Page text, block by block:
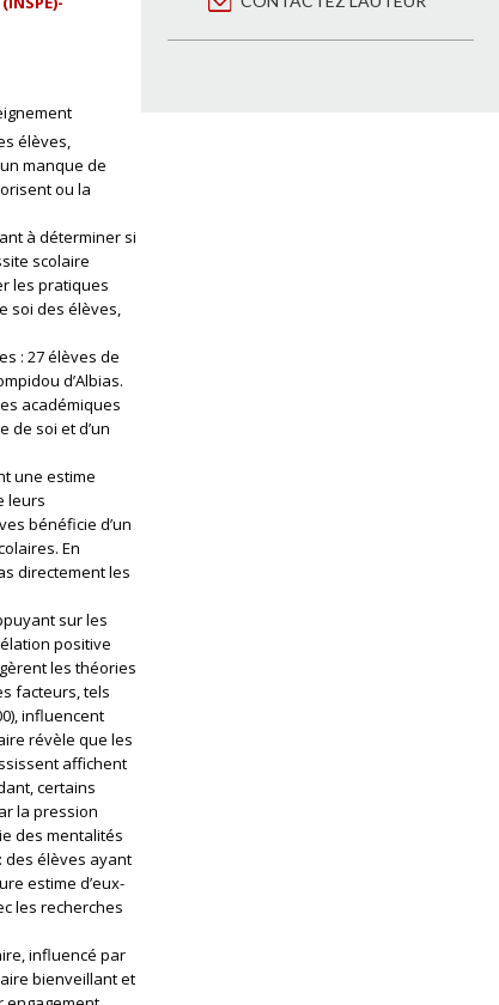
élèves,
manque de
ou la
à déterminer si
scolaire
les pratiques
soi des élèves,
: 27 élèves de
d’Albias.
académiques
de soi et d’un
une estime
leurs
bénéficie d’un
En
directement les
sur les
positive
les théories
facteurs, tels
influencent
révèle que les
affichent
certains
la pression
des mentalités
des élèves ayant
estime d’eux-
les recherches
influencé par
bienveillant et